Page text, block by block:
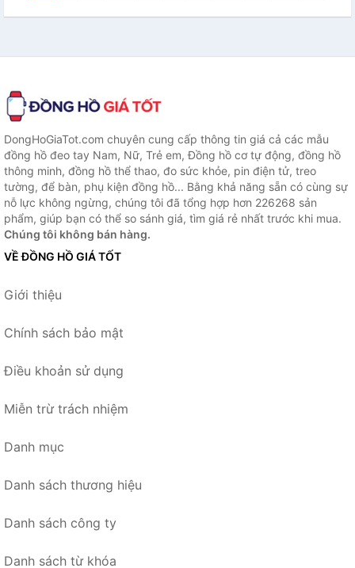
DongHoGiaTot.com chuyên cung cấp thông tin giá cả các mẫu
đồng hồ đeo tay Nam, Nữ, Trẻ em, Đồng hồ cơ tự động, đồng hồ
thông minh, đồng hồ thể thao, đo sức khỏe, pin điện tử, treo
tường, để bàn, phụ kiện đồng hồ... Bằng khả năng sẵn có cùng sự
nỗ lực không ngừng, chúng tôi đã tổng hợp hơn 226268 sản
phẩm, giúp bạn có thể so sánh giá, tìm giá rẻ nhất trước khi mua.
Chúng tôi không bán hàng.
VỀ ĐỒNG HỒ GIÁ TỐT
Giới thiệu
Chính sách bảo mật
Điều khoản sử dụng
Miễn trừ trách nhiệm
Danh mục
Danh sách thương hiệu
Danh sách công ty
Danh sách từ khóa